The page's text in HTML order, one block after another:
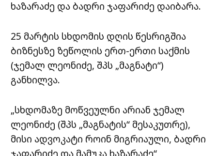
ხაზარაძე და ბადრი ჯაფარიძე დაიბარა.
25 მარტის სხდომის დღის წესრიგშია
ბიზნესზე ზეწოლის ერთ-ერთი საქმის
(ჯემალ ლეონიძე, შპს „მაგნატი“)
განხილვა.
„სხდომაზე მოწვეულნი არიან ჯემალ
ლეონიძე (შპს „მაგნატის“ მესაკუთრე),
მისი ადვოკატი როინ მიგრიაული, ბადრი